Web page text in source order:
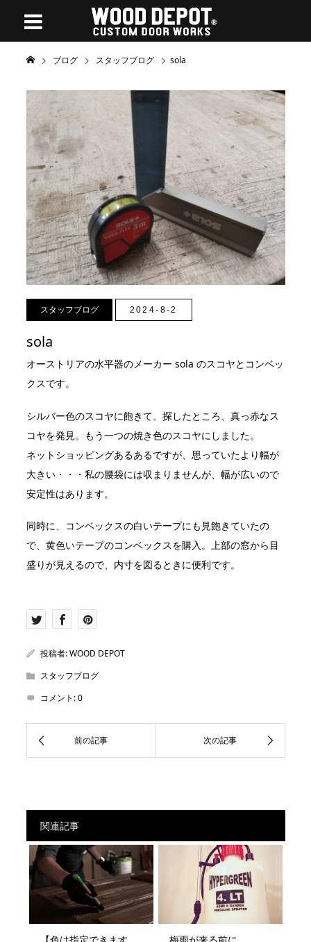
ブログ スタッフブログ sola
スタッフブログ 2024-8-2
sola
オーストリアの水平器のメーカー sola のスコヤとコンベッ
クスです。
シルバー色のスコヤに飽きて、探したところ、真っ赤なス
コヤを発見。もう一つの焼き色のスコヤにしました。
ネットショッピングあるあるですが、思っていたより幅が
大きい・・・私の腰袋には収まりませんが、幅が広いので
安定性はあります。
同時に、コンベックスの白いテープにも見飽きていたの
で、黄色いテープのコンベックスを購入。上部の窓から目
盛りが見えるので、内寸を図るときに便利です。
投稿者:WOOD DEPOT
スタッフブログ
コメント:0
関連記事
【色は指定できます
梅雨が来る前に